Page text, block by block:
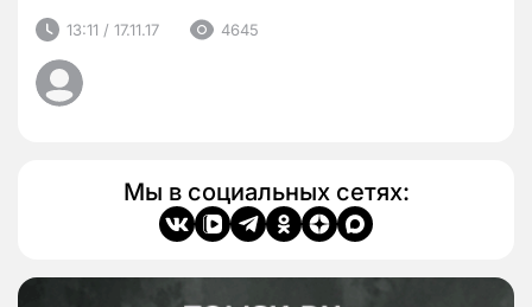
13:11 / 17.11.17 4645
Мы в социальных сетях: